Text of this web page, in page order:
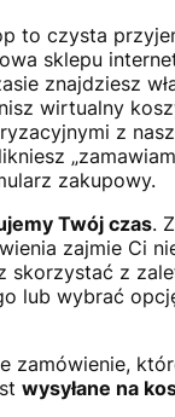
to czysta
sklepu
znajdziesz
wirtualny
z
zakupowy.
Twój czas.
zajmie Ci
skorzystać z
lub wybrać
zamówienie,
wysyłane na